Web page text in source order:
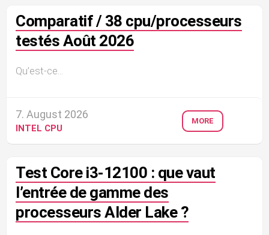
Comparatif / 38 cpu/processeurs
testés Août 2026
Qu’est-ce...
7. August 2026
INTEL CPU
MORE
Test Core i3-12100 : que vaut
l’entrée de gamme des
processeurs Alder Lake ?